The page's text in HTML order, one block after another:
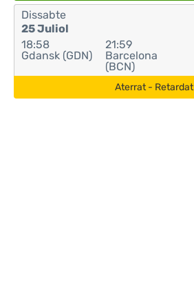
Dissabte
25 Juliol
18:58
Gdansk (GDN)
21:59
Barcelona
(BCN)
Aterrat - Retardat